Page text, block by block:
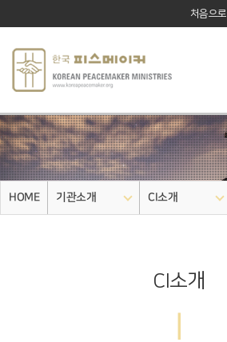
처음으로
HOME 기관소개 CI소개
CI소개